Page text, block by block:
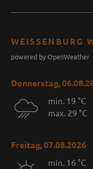
WEISSENBURG
powered by OpenWeather
Donnerstag,
min. 19 °C
max. 29 °C
Freitag, 07.08.2026
min. 16 °C